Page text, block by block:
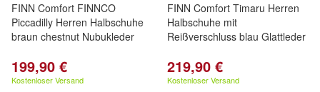
FINN Comfort FINNCO
Piccadilly Herren Halbschuhe
braun chestnut Nubukleder
199,90 €
Kostenloser Versand
FINN Comfort Timaru Herren
Halbschuhe mit
Reißverschluss blau Glattleder
219,90 €
Kostenloser Versand